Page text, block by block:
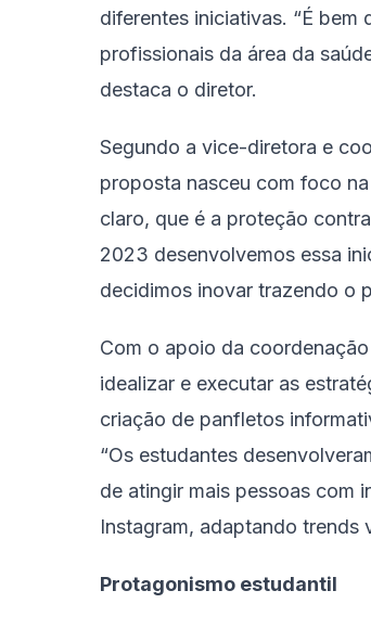
diferentes iniciativas. “É bem
profissionais da área da
destaca o diretor.
Segundo a vice-diretora e
proposta nasceu com foco
claro, que é a proteção
2023 desenvolvemos essa
decidimos inovar trazendo o
Com o apoio da
idealizar e executar as
criação de panfletos
“Os estudantes
de atingir mais pessoas com
Instagram, adaptando trends
Protagonismo estudantil